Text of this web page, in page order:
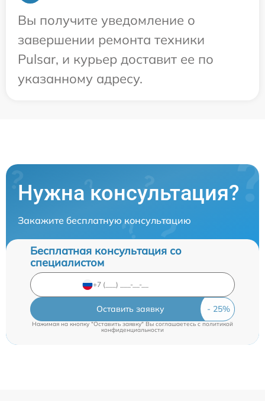
Вы получите уведомление о
завершении ремонта техники
Pulsar, и курьер доставит ее по
указанному адресу.
Нужна консультация?
Закажите бесплатную консультацию
Бесплатная консультация со
специалистом
Оставить заявку
Нажимая на кнопку "Оставить заявку" Вы соглашаетесь cполитикой
конфиденциальности